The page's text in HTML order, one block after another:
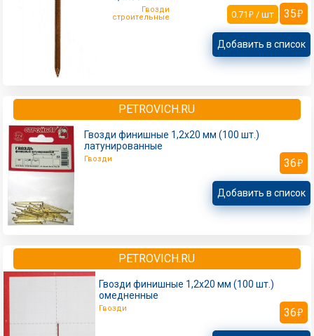
Гвозди
строительные
0.71 / шт 35
Добавить в список
PETROVICH.RU
Гвозди финишные 1,2x20 мм (100 шт.)
латунированные
Гвозди 36
Добавить в список
PETROVICH.RU
Гвозди финишные 1,2x20 мм (100 шт.)
омедненные
Гвозди 36